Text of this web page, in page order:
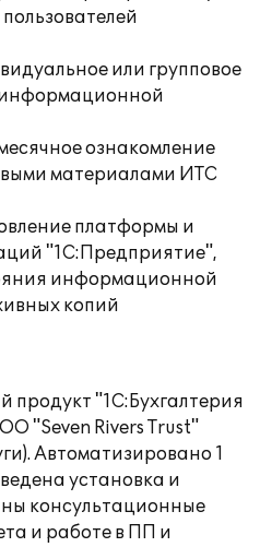
или групповое
информационной
ознакомление
материалами ИТС
платформы и
"1С:Предприятие",
информационной
копий
продукт "1С:Бухгалтерия
"Seven Rivers Trust"
Автоматизировано 1
установка и
консультационные
и работе в ПП и